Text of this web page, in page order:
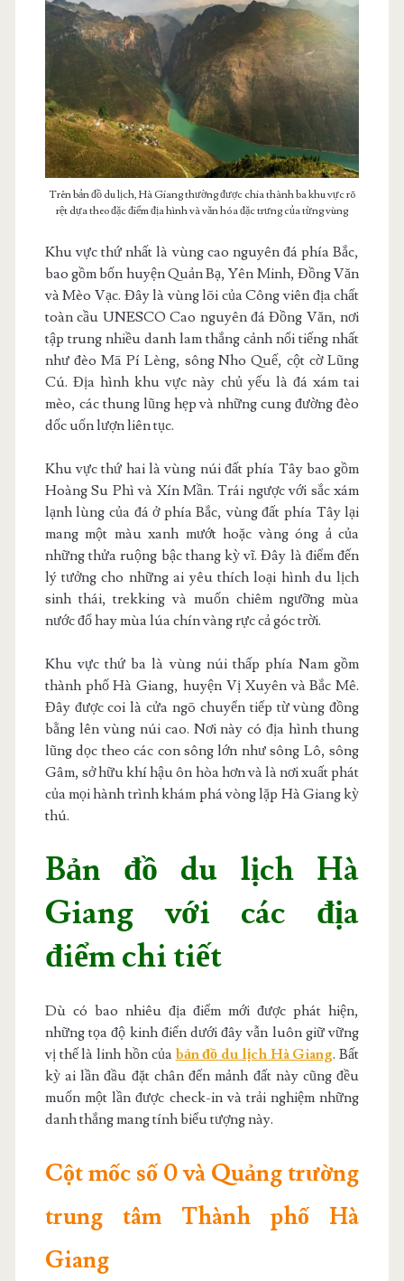
Trên bản đồ du lịch, Hà Giang thường được chia thành ba khu vực rõ
rệt dựa theo đặc điểm địa hình và văn hóa đặc trưng của từng vùng
Khu vực thứ nhất là vùng cao nguyên đá phía Bắc,
bao gồm bốn huyện Quản Bạ, Yên Minh, Đồng Văn
và Mèo Vạc. Đây là vùng lõi của Công viên địa chất
toàn cầu UNESCO Cao nguyên đá Đồng Văn, nơi
tập trung nhiều danh lam thắng cảnh nổi tiếng nhất
như đèo Mã Pí Lèng, sông Nho Quế, cột cờ Lũng
Cú. Địa hình khu vực này chủ yếu là đá xám tai
mèo, các thung lũng hẹp và những cung đường đèo
dốc uốn lượn liên tục.
Khu vực thứ hai là vùng núi đất phía Tây bao gồm
Hoàng Su Phì và Xín Mần. Trái ngược với sắc xám
lạnh lùng của đá ở phía Bắc, vùng đất phía Tây lại
mang một màu xanh mướt hoặc vàng óng ả của
những thửa ruộng bậc thang kỳ vĩ. Đây là điểm đến
lý tưởng cho những ai yêu thích loại hình du lịch
sinh thái, trekking và muốn chiêm ngưỡng mùa
nước đổ hay mùa lúa chín vàng rực cả góc trời.
Khu vực thứ ba là vùng núi thấp phía Nam gồm
thành phố Hà Giang, huyện Vị Xuyên và Bắc Mê.
Đây được coi là cửa ngõ chuyển tiếp từ vùng đồng
bằng lên vùng núi cao. Nơi này có địa hình thung
lũng dọc theo các con sông lớn như sông Lô, sông
Gâm, sở hữu khí hậu ôn hòa hơn và là nơi xuất phát
của mọi hành trình khám phá vòng lặp Hà Giang kỳ
thú.
Bản đồ du lịch Hà
Giang với các địa
điểm chi tiết
Dù có bao nhiêu địa điểm mới được phát hiện,
những tọa độ kinh điển dưới đây vẫn luôn giữ vững
vị thế là linh hồn của bản đồ du lịch Hà Giang. Bất
kỳ ai lần đầu đặt chân đến mảnh đất này cũng đều
muốn một lần được check-in và trải nghiệm những
danh thắng mang tính biểu tượng này.
Cột mốc số 0 và Quảng trường
trung tâm Thành phố Hà
Giang